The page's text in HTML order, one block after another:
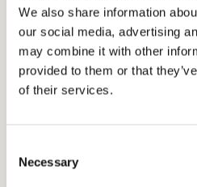
We also share information
our social media, advertising
may combine it with other
provided to them or that
of their services.
Necessary
de kedelige reklamer er
meget mere budget på
målgrupperne til at huske
hele 60% af reklamerne,